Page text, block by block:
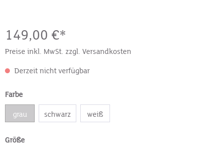
149,00 €*
Preise inkl. MwSt. zzgl. Versandkosten
Derzeit nicht verfügbar
Farbe
grau schwarz weiß
Größe